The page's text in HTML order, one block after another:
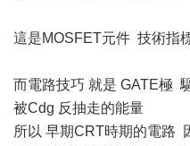
這是MOSFET元件 技術指
而電路技巧 就是 GATE極
被Cdg 反抽走的能量
所以 早期CRT時期的電路